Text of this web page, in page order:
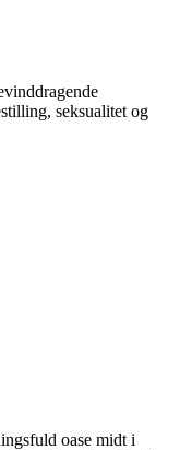
seksualitet og
oase midt i